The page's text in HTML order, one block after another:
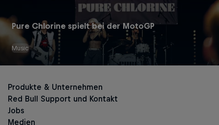
Pure Chlorine spielt bei der MotoGP
Music